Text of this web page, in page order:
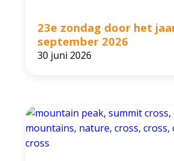
23e zondag door het
september 2026
30 juni 2026